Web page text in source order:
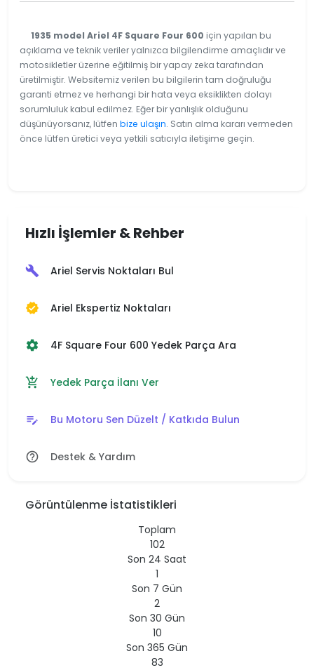
1935 model Ariel 4F Square Four 600 için yapılan bu
açıklama ve teknik veriler yalnızca bilgilendirme amaçlıdır ve
motosikletler üzerine eğitilmiş bir yapay zeka tarafından
üretilmiştir. Websitemiz verilen bu bilgilerin tam doğruluğu
garanti etmez ve herhangi bir hata veya eksiklikten dolayı
sorumluluk kabul edilmez. Eğer bir yanlışlık olduğunu
düşünüyorsanız, lütfen bize ulaşın. Satın alma kararı vermeden
önce lütfen üretici veya yetkili satıcıyla iletişime geçin.
Hızlı İşlemler & Rehber
build Ariel Servis Noktaları Bul
verified Ariel Ekspertiz Noktaları
settings 4F Square Four 600 Yedek Parça Ara
add_shopping_cart Yedek Parça İlanı Ver
edit_note Bu Motoru Sen Düzelt / Katkıda Bulun
help_outline Destek & Yardım
Görüntülenme İstatistikleri
Toplam
102
Son 24 Saat
1
Son 7 Gün
2
Son 30 Gün
10
Son 365 Gün
83